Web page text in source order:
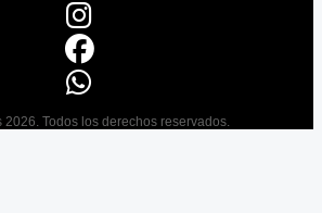
Todos los derechos reservados.